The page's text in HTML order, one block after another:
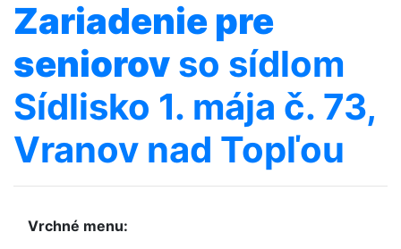
Zariadenie pre
seniorov so sídlom
Sídlisko 1. mája č. 73,
Vranov nad Topľou
Vrchné menu: